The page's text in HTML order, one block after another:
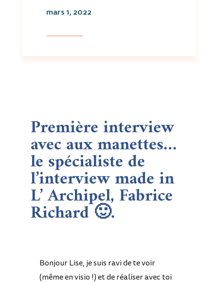
mars 1, 2022
Première interview
avec aux manettes…
le spécialiste de
l’interview made in
L’ Archipel, Fabrice
Richard🙂.
Bonjour Lise, je suis ravi de te voir
(même en visio !) et de réaliser avec toi